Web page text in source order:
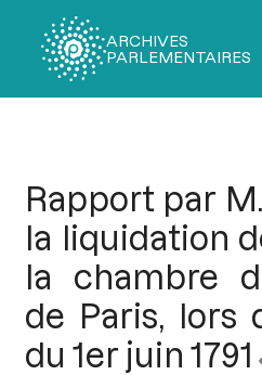
ARCHIVES
PARLEMENTAIRES
Rapport par
la liquidation
la chambre
de Paris, lors
du 1er juin 1791